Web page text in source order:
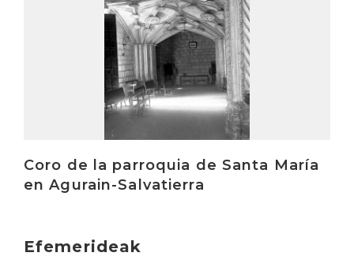
Coro de la parroquia de Santa María
en Agurain-Salvatierra
Efemerideak